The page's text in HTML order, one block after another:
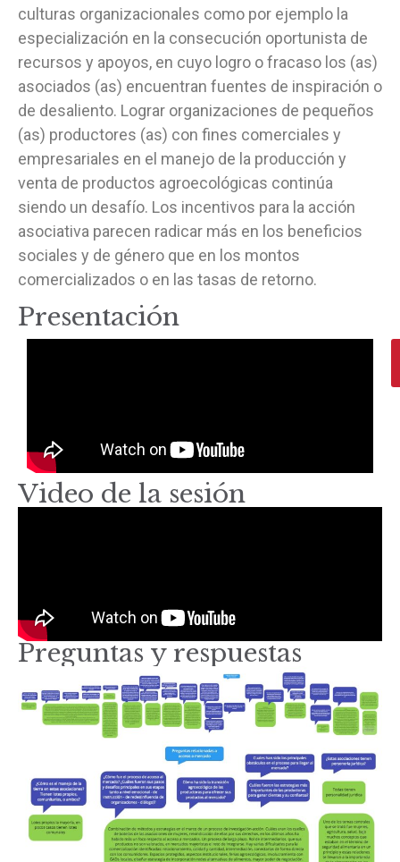
culturas organizacionales como por ejemplo la
especialización en la consecución oportunista de
recursos y apoyos, en cuyo logro o fracaso los (as)
asociados (as) encuentran fuentes de inspiración o
de desaliento. Lograr organizaciones de pequeños
(as) productores (as) con fines comerciales y
empresariales en el manejo de la producción y
venta de productos agroecológicas continúa
siendo un desafío. Los incentivos para la acción
asociativa parecen radicar más en los beneficios
sociales y de género que en los montos
comercializados o en las tasas de retorno.
Presentación
Video de la sesión
Preguntas y respuestas